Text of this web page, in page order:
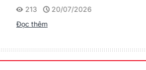
công trình
213
20/07/2026
Đọc thêm